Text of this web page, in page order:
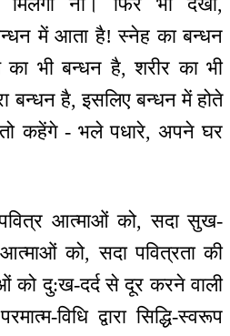
में आता है! स्नेह का बन्धन
भी बन्धन है, शरीर का भी
बन्धन है, इसलिए बन्धन में होते
तो कहेंगे - भले पधारे, अपने घर
आत्माओं को, सदा सुख-
को, सदा पवित्रता की
को दु:ख-दर्द से दूर करने वाली
विधि द्वारा सिद्धि-स्वरूप